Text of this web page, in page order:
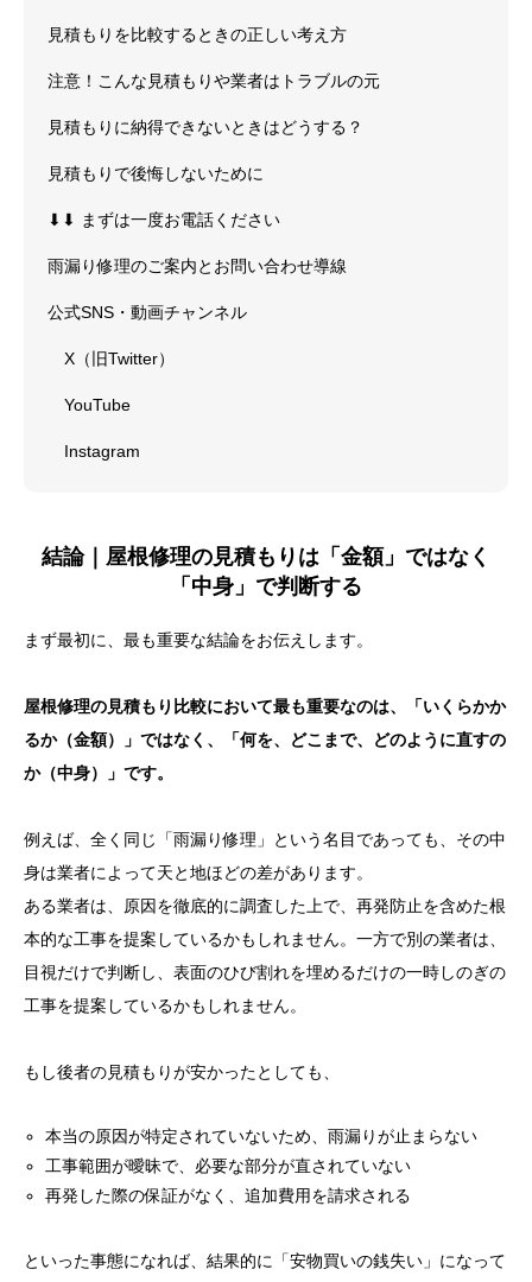
見積もりを比較するときの正しい考え方
注意！こんな見積もりや業者はトラブルの元
見積もりに納得できないときはどうする？
見積もりで後悔しないために
⬇︎⬇︎ まずは一度お電話ください
雨漏り修理のご案内とお問い合わせ導線
公式SNS・動画チャンネル
X（旧Twitter）
YouTube
Instagram
結論｜屋根修理の見積もりは「金額」ではなく
「中身」で判断する
まず最初に、最も重要な結論をお伝えします。
屋根修理の見積もり比較において最も重要なのは、「いくらかか
るか（金額）」ではなく、「何を、どこまで、どのように直すの
か（中身）」です。
例えば、全く同じ「雨漏り修理」という名目であっても、その中
身は業者によって天と地ほどの差があります。
ある業者は、原因を徹底的に調査した上で、再発防止を含めた根
本的な工事を提案しているかもしれません。一方で別の業者は、
目視だけで判断し、表面のひび割れを埋めるだけの一時しのぎの
工事を提案しているかもしれません。
もし後者の見積もりが安かったとしても、
本当の原因が特定されていないため、雨漏りが止まらない
工事範囲が曖昧で、必要な部分が直されていない
再発した際の保証がなく、追加費用を請求される
といった事態になれば、結果的に「安物買いの銭失い」になって